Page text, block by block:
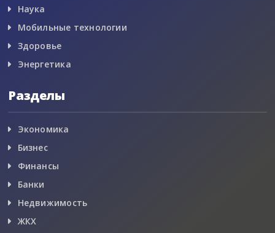
Наука
Мобильные технологии
Здоровье
Энергетика
Разделы
Экономика
Бизнес
Финансы
Банки
Недвижимость
ЖКХ